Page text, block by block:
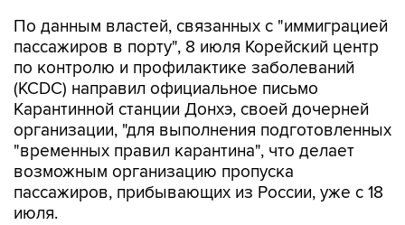
По данным властей, связанных с "иммиграцией
пассажиров в порту", 8 июля Корейский центр
по контролю и профилактике заболеваний
(KCDC) направил официальное письмо
Карантинной станции Донхэ, своей дочерней
организации, "для выполнения подготовленных
"временных правил карантина", что делает
возможным организацию пропуска
пассажиров, прибывающих из России, уже с 18
июля.